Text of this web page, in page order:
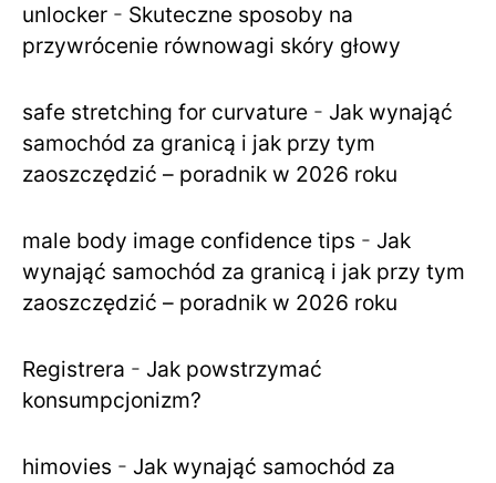
unlocker - Skuteczne sposoby na
przywrócenie równowagi skóry głowy
safe stretching for curvature - Jak wynająć
samochód za granicą i jak przy tym
zaoszczędzić – poradnik w 2026 roku
male body image confidence tips - Jak
wynająć samochód za granicą i jak przy tym
zaoszczędzić – poradnik w 2026 roku
Registrera - Jak powstrzymać
konsumpcjonizm?
himovies - Jak wynająć samochód za